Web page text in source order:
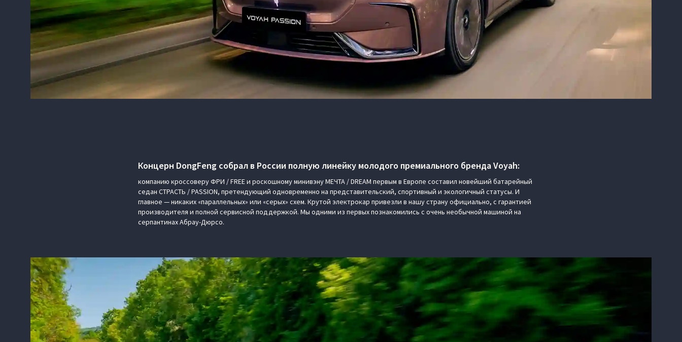
Концерн DongFeng собрал в России полную линейку молодого премиального бренда Voyah:
компанию кроссоверу ФРИ / FREE и роскошному минивэну МЕЧТА / DREAM первым в Европе составил новейший батарейный
седан СТРАСТЬ / PASSION, претендующий одновременно на представительский, спортивный и экологичный статусы. И
главное — никаких «параллельных» или «серых» схем. Крутой электрокар привезли в нашу страну официально, с гарантией
производителя и полной сервисной поддержкой. Мы одними из первых познакомились с очень необычной машиной на
серпантинах Абрау-Дюрсо.